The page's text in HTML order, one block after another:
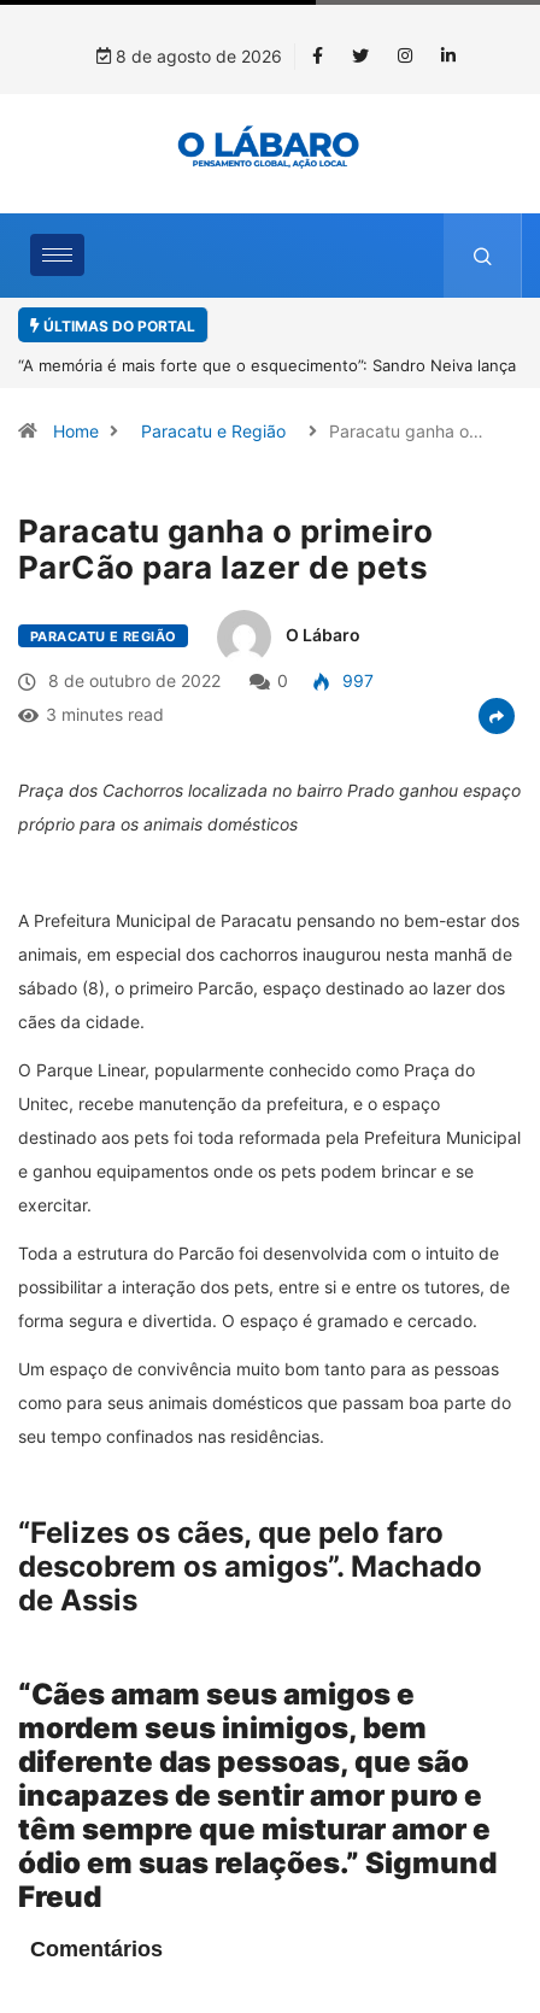
8 de agosto de 2026
ÚLTIMAS DO PORTAL
4º Fliparacatu tem inscrições abertas para o Prêmio de Redação e
Home Paracatu e Região Paracatu ganha o…
Paracatu ganha o primeiro
ParCão para lazer de pets
PARACATU E REGIÃO O Lábaro
8 de outubro de 2022 0
997
3 minutes read
Praça dos Cachorros localizada no bairro Prado ganhou espaço
próprio para os animais domésticos
A Prefeitura Municipal de Paracatu pensando no bem-estar dos
animais, em especial dos cachorros inaugurou nesta manhã de
sábado (8), o primeiro Parcão, espaço destinado ao lazer dos
cães da cidade.
O Parque Linear, popularmente conhecido como Praça do
Unitec, recebe manutenção da prefeitura, e o espaço
destinado aos pets foi toda reformada pela Prefeitura Municipal
e ganhou equipamentos onde os pets podem brincar e se
exercitar.
Toda a estrutura do Parcão foi desenvolvida com o intuito de
possibilitar a interação dos pets, entre si e entre os tutores, de
forma segura e divertida. O espaço é gramado e cercado.
Um espaço de convivência muito bom tanto para as pessoas
como para seus animais domésticos que passam boa parte do
seu tempo confinados nas residências.
“Felizes os cães, que pelo faro
descobrem os amigos”. Machado
de Assis
“Cães amam seus amigos e
mordem seus inimigos, bem
diferente das pessoas, que são
incapazes de sentir amor puro e
têm sempre que misturar amor e
ódio em suas relações.” Sigmund
Freud
Comentários